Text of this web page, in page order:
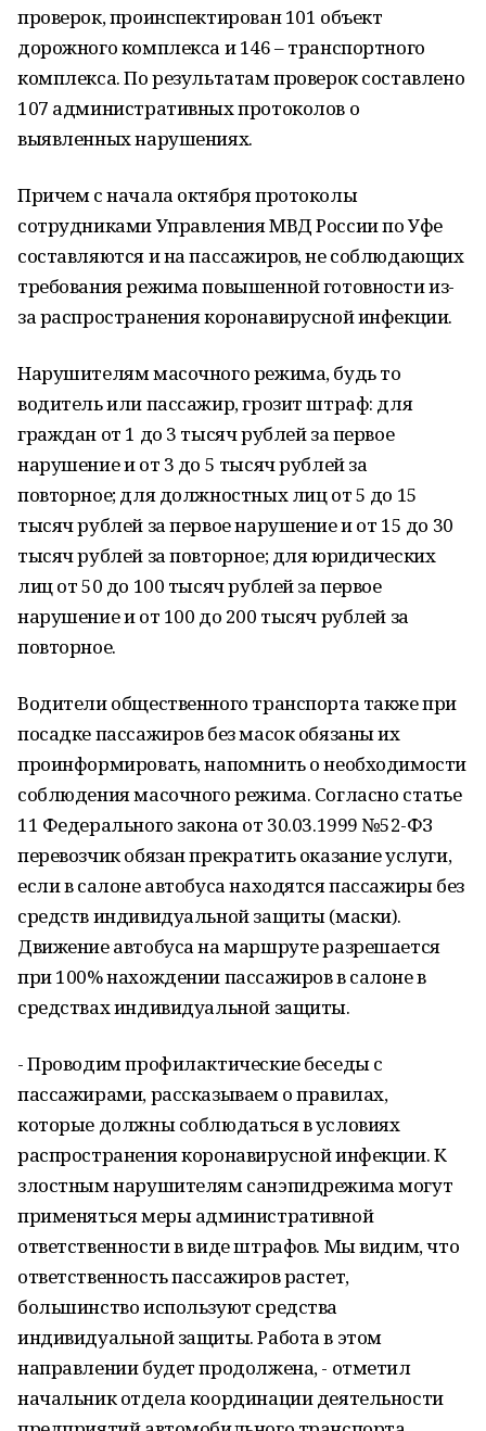
проверок, проинспектирован 101 объект
дорожного комплекса и 146 – транспортного
комплекса. По результатам проверок составлено
107 административных протоколов о
выявленных нарушениях.
Причем с начала октября протоколы
сотрудниками Управления МВД России по Уфе
составляются и на пассажиров, не соблюдающих
требования режима повышенной готовности из-
за распространения коронавирусной инфекции.
Нарушителям масочного режима, будь то
водитель или пассажир, грозит штраф: для
граждан от 1 до 3 тысяч рублей за первое
нарушение и от 3 до 5 тысяч рублей за
повторное; для должностных лиц от 5 до 15
тысяч рублей за первое нарушение и от 15 до 30
тысяч рублей за повторное; для юридических
лиц от 50 до 100 тысяч рублей за первое
нарушение и от 100 до 200 тысяч рублей за
повторное.
Водители общественного транспорта также при
посадке пассажиров без масок обязаны их
проинформировать, напомнить о необходимости
соблюдения масочного режима. Согласно статье
11 Федерального закона от 30.03.1999 №52-ФЗ
перевозчик обязан прекратить оказание услуги,
если в салоне автобуса находятся пассажиры без
средств индивидуальной защиты (маски).
Движение автобуса на маршруте разрешается
при 100% нахождении пассажиров в салоне в
средствах индивидуальной защиты.
- Проводим профилактические беседы с
пассажирами, рассказываем о правилах,
которые должны соблюдаться в условиях
распространения коронавирусной инфекции. К
злостным нарушителям санэпидрежима могут
применяться меры административной
ответственности в виде штрафов. Мы видим, что
ответственность пассажиров растет,
большинство используют средства
индивидуальной защиты. Работа в этом
направлении будет продолжена, - отметил
начальник отдела координации деятельности